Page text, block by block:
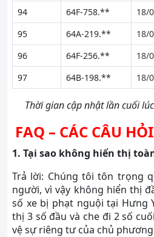
94
64F-758.**
18/
95
64A-219.**
18/
96
64F-256.**
18/
97
64B-198.** 18/
Thời gian cập nhật lần cuối
FAQ – CÁC CÂU
1. Tại sao không hiển thị
Trả lời: Chúng tôi tôn trọng
người, vì vậy không hiển thị
số xe bị phạt nguội tại Hưng
thị 3 số đầu và che đi 2 số
vệ sự riêng tư của chủ